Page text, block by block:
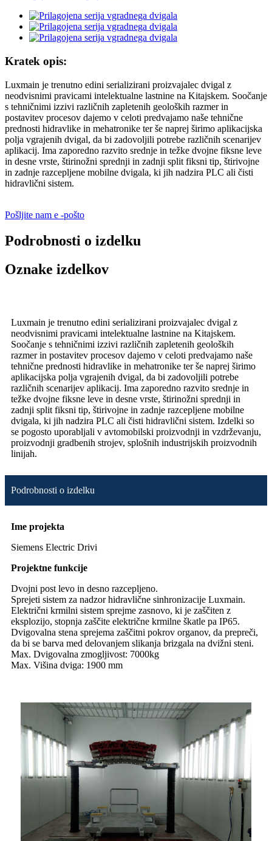
Kratek opis:
Luxmain je trenutno edini serializirani proizvajalec dvigal z
neodvisnimi pravicami intelektualne lastnine na Kitajskem. Soočanje
s tehničnimi izzivi različnih zapletenih geoloških razmer in
postavitev procesov dajemo v celoti predvajamo naše tehnične
prednosti hidravlike in mehatronike ter še naprej širimo aplikacijska
polja vgrajenih dvigal, da bi zadovoljili potrebe različnih scenarijev
aplikacij. Ima zaporedno razvito srednje in težke dvojne fiksne leve
in desne vrste, štirinožni sprednji in zadnji split fiksni tip, štirivojne
in zadnje razcepljene mobilne dvigala, ki jih nadzira PLC ali čisti
hidravlični sistem.
Pošljite nam e -pošto
Podrobnosti o izdelku
Oznake izdelkov
Luxmain je trenutno edini serializirani proizvajalec dvigal z
neodvisnimi pravicami intelektualne lastnine na Kitajskem.
Soočanje s tehničnimi izzivi različnih zapletenih geoloških
razmer in postavitev procesov dajemo v celoti predvajamo naše
tehnične prednosti hidravlike in mehatronike ter še naprej širimo
aplikacijska polja vgrajenih dvigal, da bi zadovoljili potrebe
različnih scenarijev aplikacij. Ima zaporedno razvito srednje in
težke dvojne fiksne leve in desne vrste, štirinožni sprednji in
zadnji split fiksni tip, štirivojne in zadnje razcepljene mobilne
dvigala, ki jih nadzira PLC ali čisti hidravlični sistem. Izdelki so
se pogosto uporabljali v avtomobilski proizvodnji in vzdrževanju,
proizvodnji gradbenih strojev, splošnih industrijskih proizvodnih
linijah.
Podrobnosti o izdelku
Ime projekta
Siemens Electric Drivi
Projektne funkcije
Dvojni post levo in desno razcepljeno.
Sprejeti sistem za nadzor hidravlične sinhronizacije Luxmain.
Električni krmilni sistem sprejme zasnovo, ki je zaščiten z
eksplozijo, stopnja zaščite električne krmilne škatle pa IP65.
Dvigovalna stena sprejema zaščitni pokrov organov, da prepreči,
da bi se barva med delovanjem slikanja brizgala na dvižni steni.
Max. Dvigovalna zmogljivost: 7000kg
Max. Višina dviga: 1900 mm